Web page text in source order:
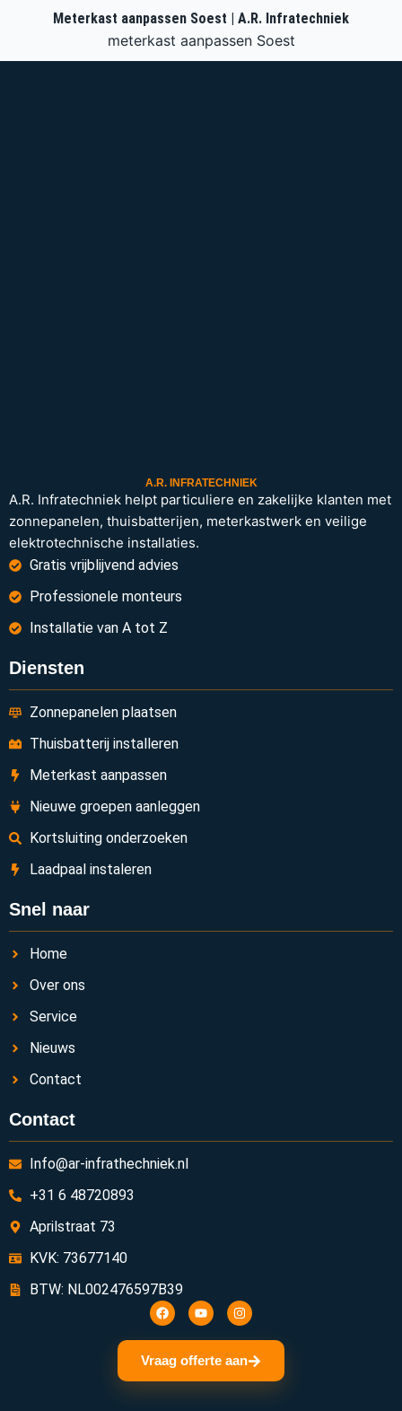
Meterkast aanpassen Soest | A.R. Infratechniek
meterkast aanpassen Soest
A.R. INFRATECHNIEK
A.R. Infratechniek helpt particuliere en zakelijke klanten met
zonnepanelen, thuisbatterijen, meterkastwerk en veilige
elektrotechnische installaties.
Gratis vrijblijvend advies
Professionele monteurs
Installatie van A tot Z
Diensten
Zonnepanelen plaatsen
Thuisbatterij installeren
Meterkast aanpassen
Nieuwe groepen aanleggen
Kortsluiting onderzoeken
Laadpaal instaleren
Snel naar
Home
Over ons
Service
Nieuws
Contact
Contact
Info@ar-infrathechniek.nl
+31 6 48720893
Aprilstraat 73
KVK: 73677140
BTW: NL002476597B39
Vraag offerte aan